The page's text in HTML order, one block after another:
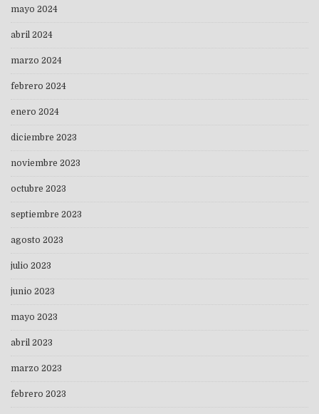
mayo 2024
abril 2024
marzo 2024
febrero 2024
enero 2024
diciembre 2023
noviembre 2023
octubre 2023
septiembre 2023
agosto 2023
julio 2023
junio 2023
mayo 2023
abril 2023
marzo 2023
febrero 2023